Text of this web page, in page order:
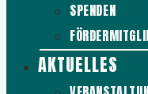
SPENDEN
AKTUELLES